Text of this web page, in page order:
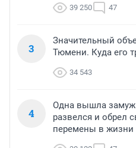
39 250 47
3
Значительный
Тюмени. Куда его
34 543
4
Одна вышла замуж
развелся и обрел
перемены в жизни